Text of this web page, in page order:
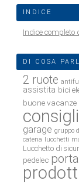
INDICE
Indice completo
DI COSA
2 ruote
assistita bici
buone vacanze
consigli
garage gruppo
catena
lucchetti
Lucchetto di
pedelec